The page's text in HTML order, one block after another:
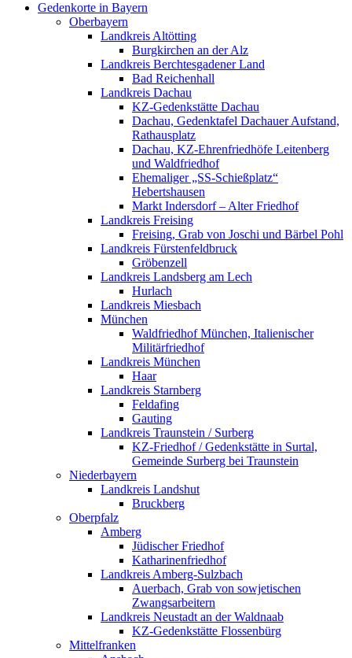
Gedenkorte in Bayern
Oberbayern
Landkreis Altötting
Burgkirchen an der Alz
Landkreis Berchtesgadener Land
Bad Reichenhall
Landkreis Dachau
KZ-Gedenkstätte Dachau
Dachau, Gedenktafel Dachauer Aufstand,
Rathausplatz
Dachau, KZ-Ehrenfriedhöfe Leitenberg
und Waldfriedhof
Ehemaliger „SS-Schießplatz“
Hebertshausen
Markt Indersdorf – Alter Friedhof
Landkreis Freising
Freising, Grab von Joschi und Bärbel Pohl
Landkreis Fürstenfeldbruck
Gröbenzell
Landkreis Landsberg am Lech
Hurlach
Landkreis Miesbach
München
Waldfriedhof München, Italienischer
Militärfriedhof
Landkreis München
Haar
Landkreis Starnberg
Feldafing
Gauting
Landkreis Traunstein / Surberg
KZ-Friedhof / Gedenkstätte in Surtal,
Gemeinde Surberg bei Traunstein
Niederbayern
Landkreis Landshut
Bruckberg
Oberpfalz
Amberg
Jüdischer Friedhof
Katharinenfriedhof
Landkreis Amberg-Sulzbach
Auerbach, Grab von sowjetischen
Zwangsarbeitern
Landkreis Neustadt an der Waldnaab
KZ-Gedenkstätte Flossenbürg
Mittelfranken